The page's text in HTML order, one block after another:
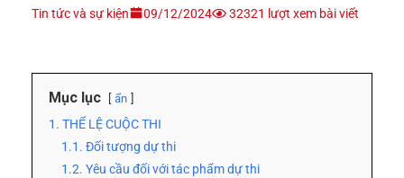
Tin tức và sự kiện 09/12/2024 32321 lượt xem bài viết
Mục lục ẩn
1. THỂ LỆ CUỘC THI
1.1. Đối tượng dự thi
1.2. Yêu cầu đối với tác phẩm dự thi